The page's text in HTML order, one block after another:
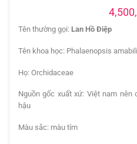
Tên thường gọi: Lan Hồ Điệp
Tên khoa học: Phalaenopsis
Họ: Orchidaceae
Nguồn gốc xuất xứ: Việt nam
hậu
Màu sắc: màu tím